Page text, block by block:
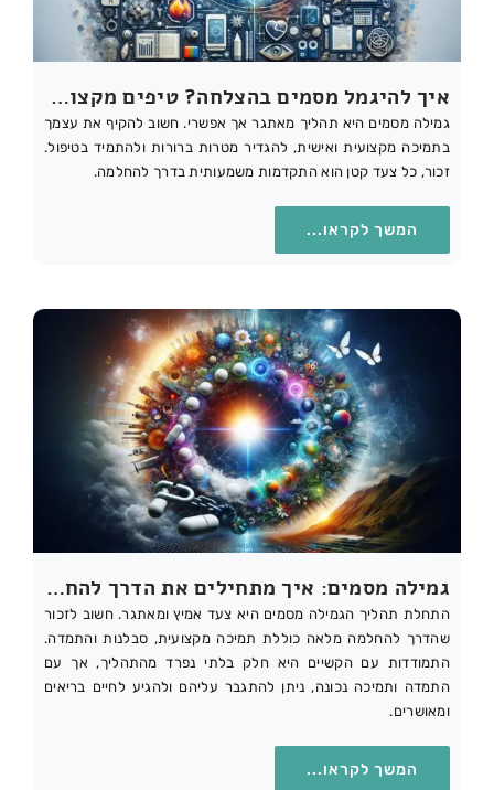
איך להיגמל מסמים בהצלחה? טיפים מקצועיים לגמילה ארוכת טווח
גמילה מסמים היא תהליך מאתגר אך אפשרי. חשוב להקיף את עצמך
בתמיכה מקצועית ואישית, להגדיר מטרות ברורות ולהתמיד בטיפול.
זכור, כל צעד קטן הוא התקדמות משמעותית בדרך להחלמה.
המשך לקראו...
גמילה מסמים: איך מתחילים את הדרך להחלמה וכיצד להתגבר על הקשיים
התחלת תהליך הגמילה מסמים היא צעד אמיץ ומאתגר. חשוב לזכור
שהדרך להחלמה מלאה כוללת תמיכה מקצועית, סבלנות והתמדה.
התמודדות עם הקשיים היא חלק בלתי נפרד מהתהליך, אך עם
התמדה ותמיכה נכונה, ניתן להתגבר עליהם ולהגיע לחיים בריאים
ומאושרים.
המשך לקראו...